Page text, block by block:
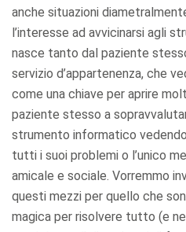
anche situazioni
l’interesse ad avvicinarsi agli
nasce tanto dal paziente
servizio d’appartenenza, che
come una chiave per aprire
paziente stesso a
strumento informatico
tutti i suoi problemi o l’unico
amicale e sociale. Vorremmo
questi mezzi per quello che
magica per risolvere tutto (e